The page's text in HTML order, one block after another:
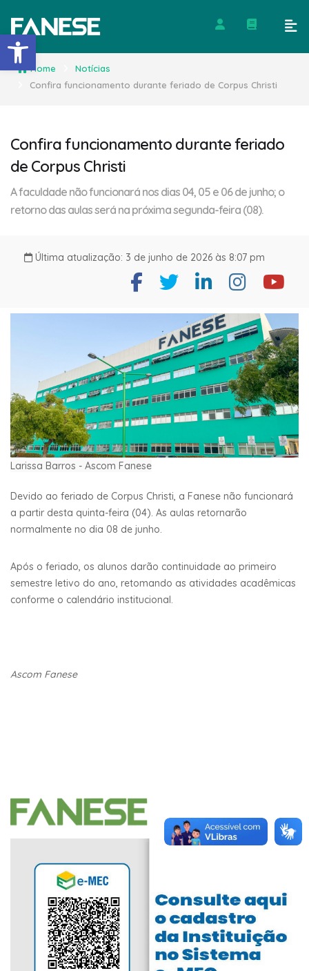
Barra de Ferramentas
Home
Notícias
Confira funcionamento durante feriado de Corpus Christi
Confira funcionamento durante feriado
de Corpus Christi
A faculdade não funcionará nos dias 04, 05 e 06 de junho; o
retorno das aulas será na próxima segunda-feira (08).
Última atualização: 3 de junho de 2026 às 8:07 pm
Larissa Barros - Ascom Fanese
Devido ao feriado de Corpus Christi, a Fanese não funcionará
a partir desta quinta-feira (04). As aulas retornarão
normalmente no dia 08 de junho.
Após o feriado, os alunos darão continuidade ao primeiro
semestre letivo do ano, retomando as atividades acadêmicas
conforme o calendário institucional.
Ascom Fanese